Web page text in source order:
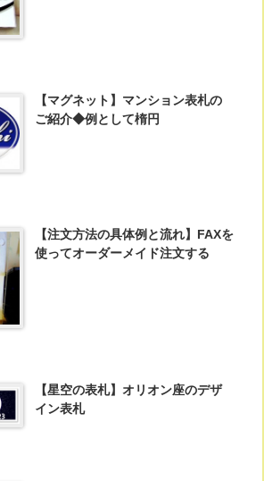
【マグネット】マンション表札の
ご紹介◆例として楕円
【注文方法の具体例と流れ】FAXを
使ってオーダーメイド注文する
【星空の表札】オリオン座のデザ
イン表札